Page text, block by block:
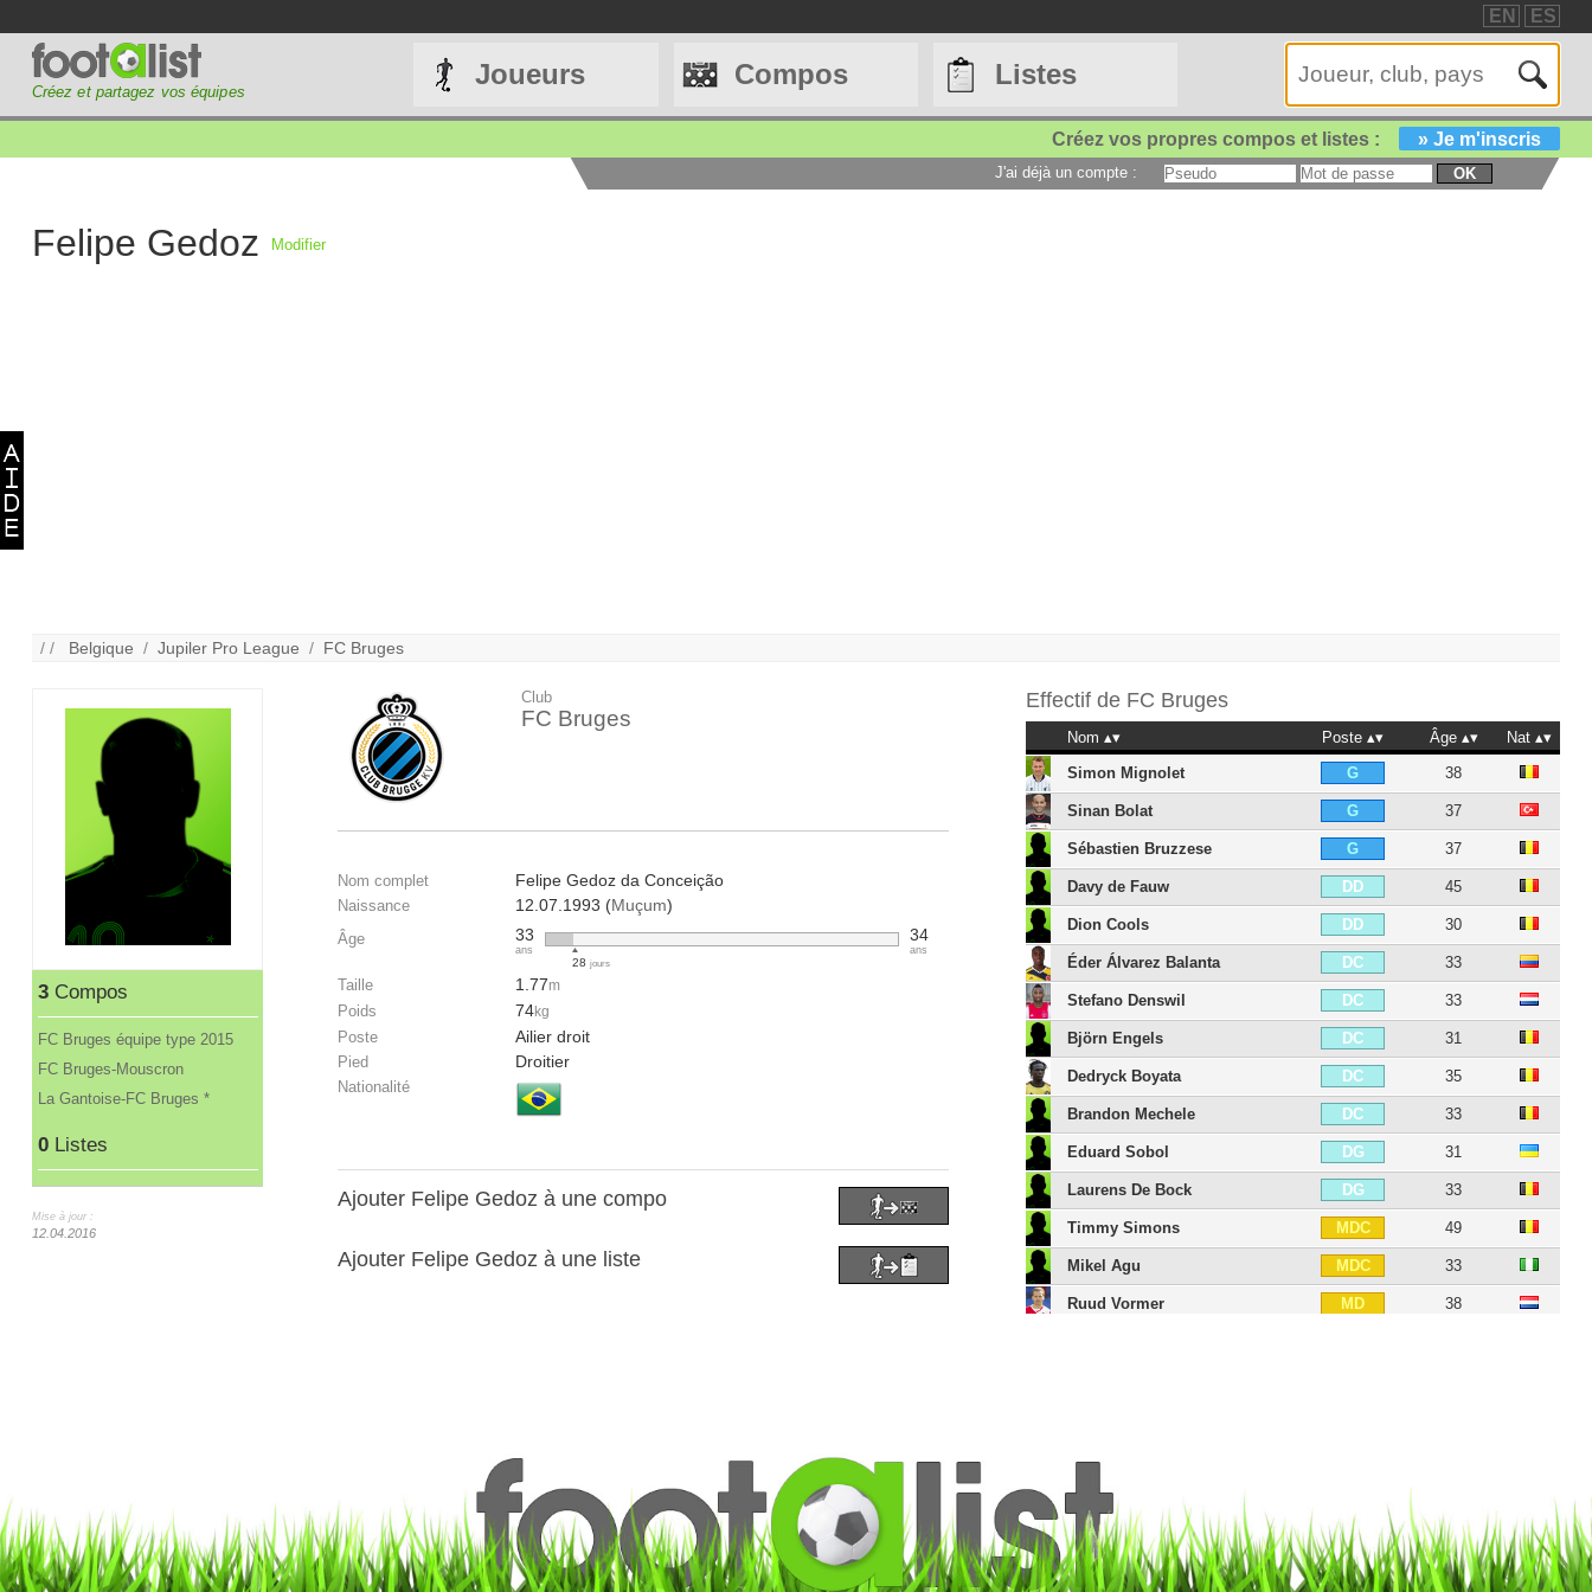
EN ES
Créez et partagez vos équipes
Joueurs Compos Listes
Créez vos propres compos et listes : » Je m'inscris
J'ai déjà un compte : OK
Felipe Gedoz Modifier
/ / Belgique /Jupiler Pro League / FC Bruges
3Compos
FC Bruges équipe type 2015
FC Bruges-Mouscron
La Gantoise-FC Bruges *
0Listes
Mise à jour :
12.04.2016
Club
FC Bruges
Nom complet Felipe Gedoz da Conceição
Naissance 12.07.1993 (Muçum)
Âge 33
ans
28jours
34
ans
Taille 1.77m
Poids 74kg
Poste Ailier droit
Pied Droitier
Nationalité
Ajouter Felipe Gedoz à une compo
Ajouter Felipe Gedoz à une liste
Effectif de FC Bruges
Nom Poste Âge
Nat
Simon Mignolet
G 38
Sinan Bolat G 37
Sébastien Bruzzese G 37
Davy de Fauw DD 45
Dion Cools DD 30
Éder Álvarez Balanta DC 33
Stefano Denswil DC 33
Björn Engels DC 31
Dedryck Boyata DC 35
Brandon Mechele DC 33
Eduard Sobol DG 31
Laurens De Bock DG 33
Timmy Simons MDC 49
Mikel Agu MDC 33
Ruud Vormer MD 38
Abdoulaye Diaby
Felipe Gedoz AID 33
Lior Refaelov AID 40